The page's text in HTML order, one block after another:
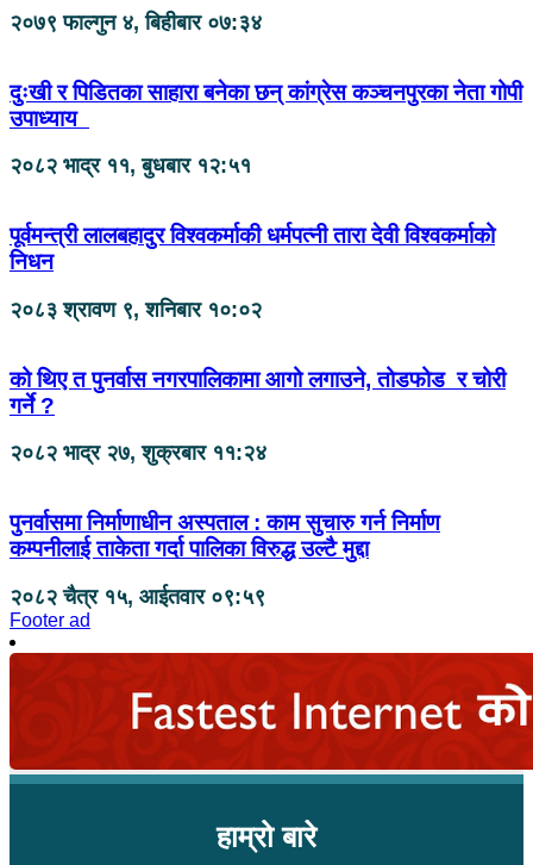
२०७९ फाल्गुन ४, बिहीबार ०७:३४
दुःखी र पिडितका साहारा बनेका छन् कांग्रेस कञ्चनपुरका नेता गोपी
उपाध्याय
२०८२ भाद्र ११, बुधबार १२:५१
पूर्वमन्त्री लालबहादुर विश्वकर्माकी धर्मपत्नी तारा देवी विश्वकर्माको
निधन
२०८३ श्रावण ९, शनिबार १०:०२
को थिए त पुनर्वास नगरपालिकामा आगो लगाउने, तोडफोड र चोरी
गर्ने ?
२०८२ भाद्र २७, शुक्रबार ११:२४
पुनर्वासमा निर्माणाधीन अस्पताल : काम सुचारु गर्न निर्माण
कम्पनीलाई ताकेता गर्दा पालिका विरुद्ध उल्टै मुद्दा
२०८२ चैत्र १५, आईतवार ०९:५९
Footer ad
हाम्रो बारे